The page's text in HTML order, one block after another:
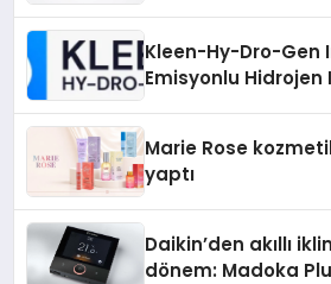
Kleen-Hy-Dro-Gen
Emisyonlu Hidrojen
Marie Rose
yaptı
Daikin’den akıllı
dönem: Madoka